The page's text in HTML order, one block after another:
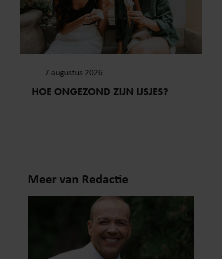
7 augustus 2026
HOE ONGEZOND ZIJN IJSJES?
Meer van Redactie